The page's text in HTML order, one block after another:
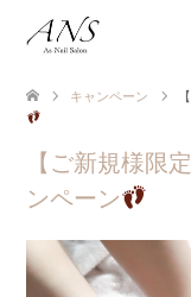
キャンペーン
【ご新規様限定
ンペーン